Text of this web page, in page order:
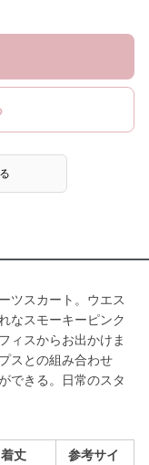
ツスカート。ウエス
なスモーキーピンク
ィスからお出かけま
スとの組み合わせ
できる。日常のスタ
着丈
参考サイ